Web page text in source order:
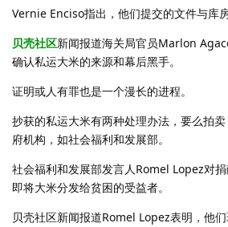
Vernie Enciso指出，他们提交的文件与库
贝壳社区新闻报道海关局官员Marlon
确认私运大米的来源和幕后黑手。
证明或人有罪也是一个漫长的进程。
抄获的私运大米有两种处理办法，要么拍
府机构，如社会福利和发展部。
社会福利和发展部发言人Romel Lopez对
即将大米分发给贫困的受益者。
贝壳社区新闻报道Romel Lopez表明，他